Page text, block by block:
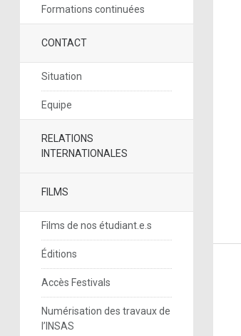
Formations continuées
CONTACT
Situation
Equipe
RELATIONS
INTERNATIONALES
FILMS
Films de nos étudiant.e.s
Éditions
Accès Festivals
Numérisation des travaux de
l’INSAS